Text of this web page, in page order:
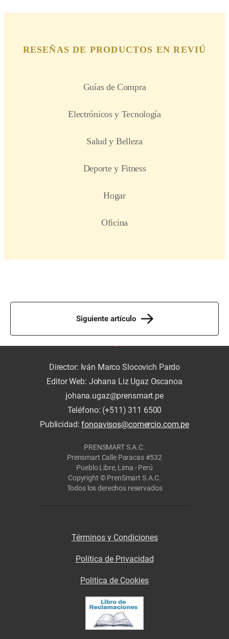
Siguiente artículo
Director: Iván Marco Slocovich Pardo
Editor Web: Johana Liz Ugaz Oscanoa
johana.ugaz@prensmart.pe
Teléfono: (+511) 311 6500
Publicidad:fonoavisos@comercio.com.pe
PRENSMART S.A.C.
Prensmart Calle Paracas #532
Pueblo Libre, Lima - Perú
Copyright © PrenSmart S.A.C.
Todos los derechos reservados
Términos y Condiciones
Política de Privacidad
Politica de Cookies